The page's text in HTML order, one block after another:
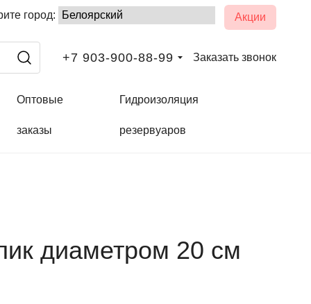
город: Акции
+7 903-900-88-99 Заказать звонок
Оптовые
заказы
Гидроизоляция
резервуаров
диаметром 20 см